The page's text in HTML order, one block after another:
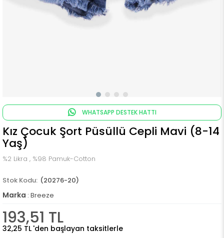
WHATSAPP DESTEK HATTI
Kız Çocuk Şort Püsüllü Cepli Mavi (8-14
Yaş)
%2 Likra , %98 Pamuk-Cotton
(20276-20)
Marka : Breeze
193,51 TL
32,25 TL 'den başlayan taksitlerle